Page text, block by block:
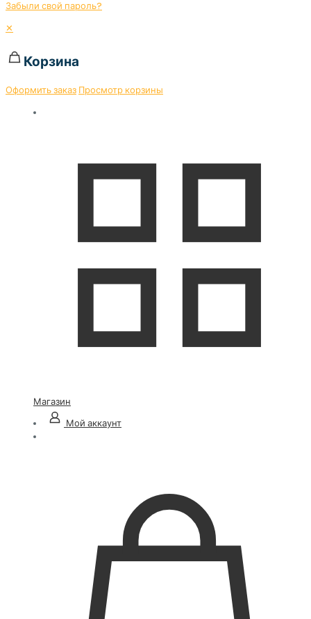
Забыли свой пароль?
✕
Корзина
Оформить заказ Просмотр корзины
Магазин
Мой аккаунт